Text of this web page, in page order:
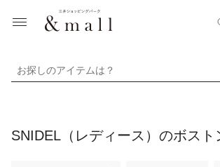
お探しのアイテムは？
SNIDEL（レディース）のボスト